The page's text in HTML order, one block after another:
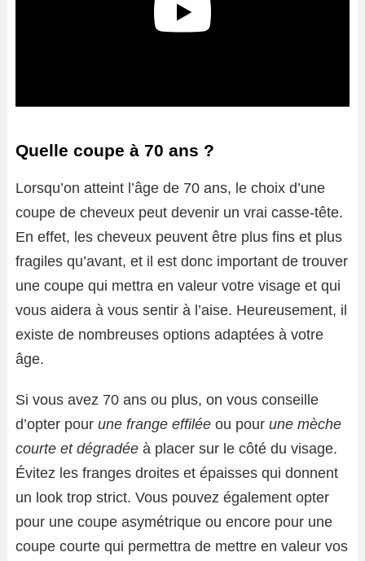
Quelle coupe à 70 ans ?
Lorsqu’on atteint l’âge de 70 ans, le choix d’une
coupe de cheveux peut devenir un vrai casse-tête.
En effet, les cheveux peuvent être plus fins et plus
fragiles qu’avant, et il est donc important de trouver
une coupe qui mettra en valeur votre visage et qui
vous aidera à vous sentir à l’aise. Heureusement, il
existe de nombreuses options adaptées à votre
âge.
Si vous avez 70 ans ou plus, on vous conseille
d’opter pour une frange effilée ou pour une mèche
courte et dégradée à placer sur le côté du visage.
Évitez les franges droites et épaisses qui donnent
un look trop strict. Vous pouvez également opter
pour une coupe asymétrique ou encore pour une
coupe courte qui permettra de mettre en valeur vos